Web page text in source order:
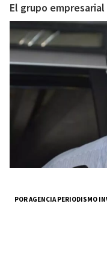
El grupo
POR AGENCIA PERIODISMO